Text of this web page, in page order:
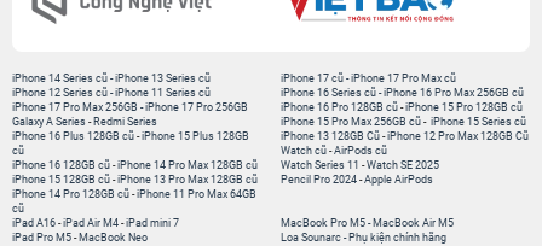
iPhone 14 Series cũ -iPhone 13 Series cũ
iPhone 12 Series cũ -iPhone 11 Series cũ
iPhone 17 Pro Max 256GB -iPhone 17 Pro 256GB
Galaxy A Series - Redmi Series
iPhone 17 cũ-iPhone 17 Pro Max cũ
iPhone 16 Series cũ- iPhone 16 Pro Max 256GB cũ
iPhone 16 Pro 128GB cũ-iPhone 15 Pro 128GB cũ
iPhone 15 Pro Max 256GB cũ- iPhone 15 Series cũ
iPhone 16 Plus 128GB cũ -iPhone 15 Plus 128GB
cũ
iPhone 16 128GB cũ -iPhone 14 Pro Max 128GB cũ
iPhone 15 128GB cũ -iPhone 13 Pro Max 128GB cũ
iPhone 14 Pro 128GB cũ -iPhone 11 Pro Max 64GB
cũ
iPhone 13 128GB Cũ-iPhone 12 Pro Max 128GB Cũ
Watch cũ-AirPods cũ
Watch Series 11 -Watch SE 2025
Pencil Pro 2024-Apple AirPods
iPad A16 -iPad Air M4 -iPad mini 7
iPad Pro M5 - MacBook Neo
MacBook Pro M5- MacBook Air M5
Loa Sounarc- Phụ kiện chính hãng